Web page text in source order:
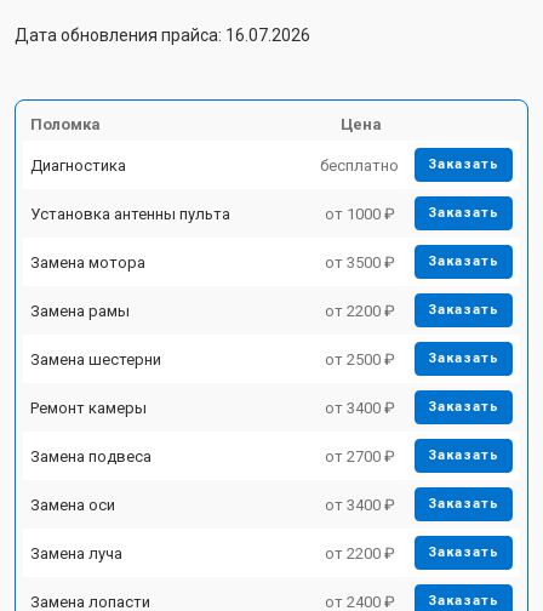
Дата обновления прайса: 16.07.2026
Поломка Цена
Диагностика бесплатно Заказать
Установка антенны пульта от 1000 ₽ Заказать
Замена мотора от 3500 ₽ Заказать
Замена рамы от 2200 ₽ Заказать
Замена шестерни от 2500 ₽ Заказать
Ремонт камеры от 3400 ₽ Заказать
Замена подвеса от 2700 ₽ Заказать
Замена оси от 3400 ₽ Заказать
Замена луча от 2200 ₽ Заказать
Замена лопасти от 2400 ₽ Заказать